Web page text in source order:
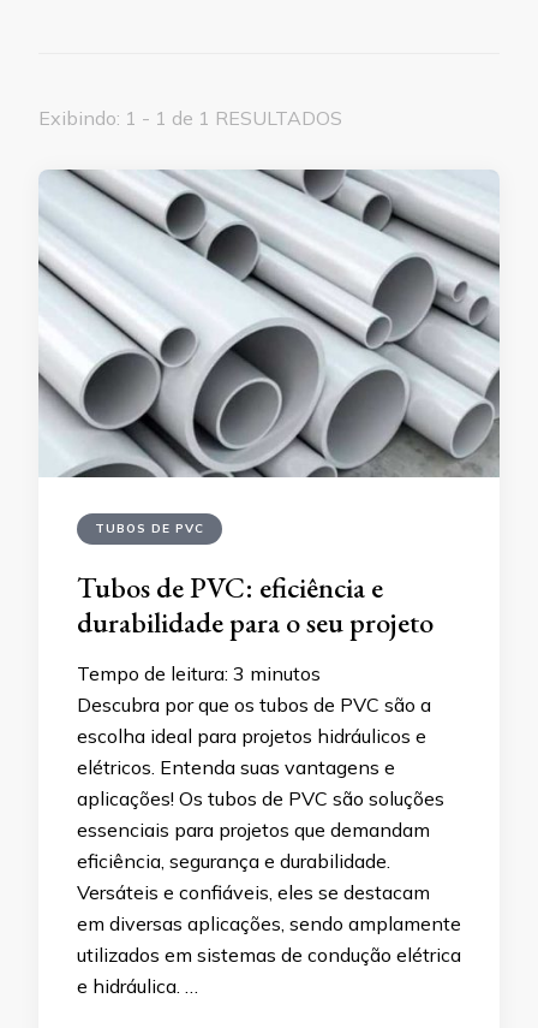
Exibindo: 1 - 1 de 1 RESULTADOS
TUBOS DE PVC
Tubos de PVC: eficiência e
durabilidade para o seu projeto
Tempo de leitura: 3 minutos
Descubra por que os tubos de PVC são a
escolha ideal para projetos hidráulicos e
elétricos. Entenda suas vantagens e
aplicações! Os tubos de PVC são soluções
essenciais para projetos que demandam
eficiência, segurança e durabilidade.
Versáteis e confiáveis, eles se destacam
em diversas aplicações, sendo amplamente
utilizados em sistemas de condução elétrica
e hidráulica. …